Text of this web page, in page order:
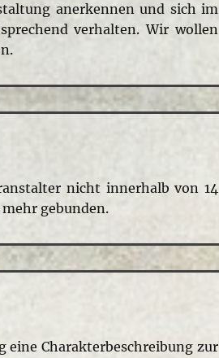
anerkennen und sich im
verhalten. Wir wollen
nicht innerhalb von 14
gebunden.
eine Charakterbeschreibung zur